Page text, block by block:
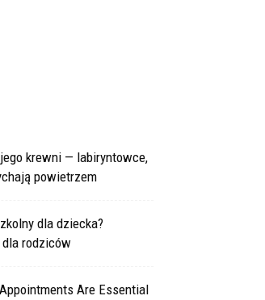
krewni — labiryntowce,
powietrzem
dla dziecka?
rodziców
Are Essential